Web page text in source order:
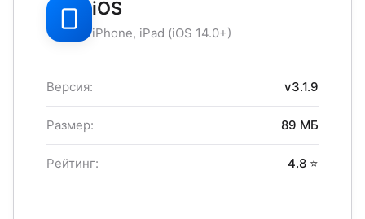
iOS
iPhone, iPad (iOS 14.0+)
Версия: v3.1.9
Размер: 89 МБ
Рейтинг: 4.8 ⭐